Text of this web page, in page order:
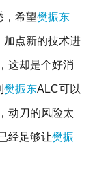
，希望樊振东
加点新的技术进
这却是个好消
樊振东ALC可以
动刀的风险太
经足够让樊振